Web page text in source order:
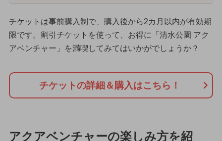
チケットは事前購入制で、購入後から2カ月以内が有効期
限です。割引チケットを使って、お得に「清水公園 アク
アベンチャー」を満喫してみてはいかがでしょうか？
チケットの詳細＆購入はこちら！
アクアベンチャーの楽しみ方を紹